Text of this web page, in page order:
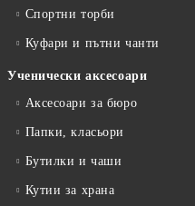
Спортни торби
Куфари и пътни чанти
Ученически аксесоари
Аксесоари за бюро
Папки, класьори
Бутилки и чаши
Кутии за храна